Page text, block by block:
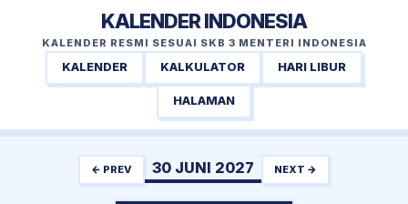
KALENDER INDONESIA
KALENDER RESMI SESUAI SKB 3 MENTERI INDONESIA
KALENDER KALKULATOR HARI LIBUR
HALAMAN
← PREV 30 JUNI 2027 NEXT →